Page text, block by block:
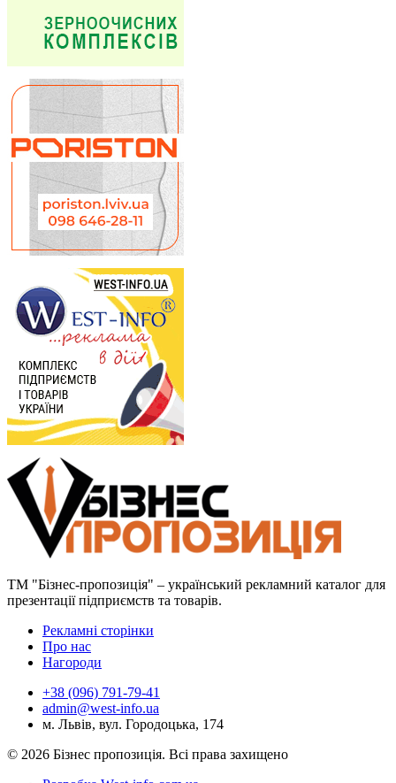
ТМ "Бізнес-пропозиція" – український рекламний каталог для
презентації підприємств та товарів.
Рекламні сторінки
Про нас
Нагороди
+38 (096) 791-79-41
admin@west-info.ua
м. Львів, вул. Городоцька, 174
© 2026 Бізнес пропозиція. Всі права захищено